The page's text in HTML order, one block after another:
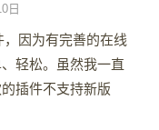
日
因为有完善的在线
轻松。虽然我一直
插件不支持新版